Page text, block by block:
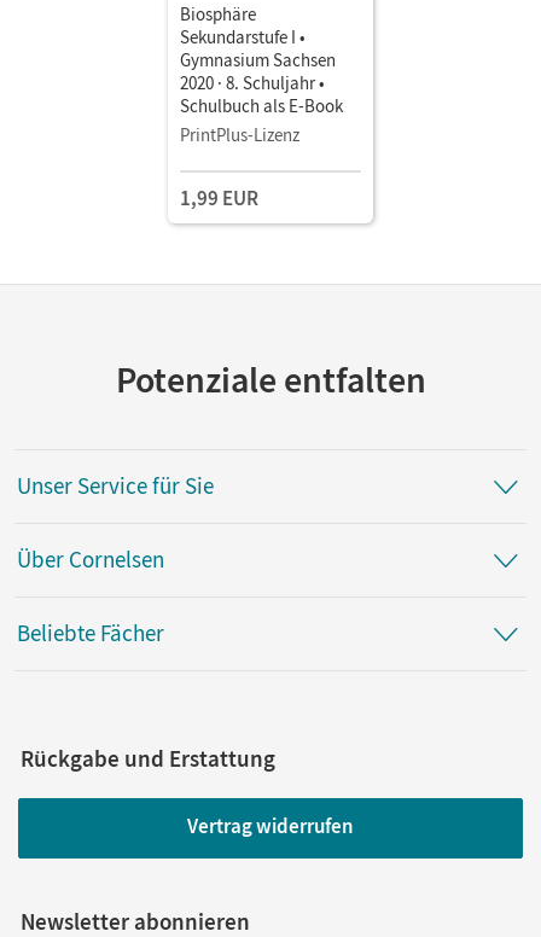
Biosphäre
Sekundarstufe I •
Gymnasium Sachsen
2020 · 8. Schuljahr •
Schulbuch als E-Book
PrintPlus-Lizenz
1,99 EUR
Potenziale entfalten
Unser Service für Sie
Über Cornelsen
Beliebte Fächer
Rückgabe und Erstattung
Vertrag widerrufen
Newsletter abonnieren